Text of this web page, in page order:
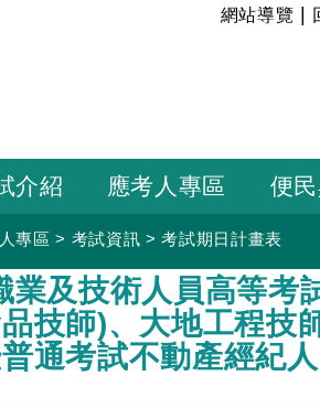
:::
網站導覽
介紹 應考人專區 便
專區 > 考試資訊 >考試期日計畫表
業及技術人員高等考
技師)、大地工程技
通考試不動產經紀